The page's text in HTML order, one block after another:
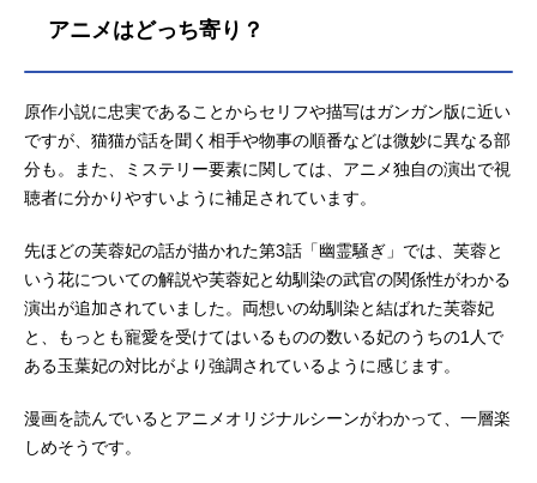
アニメはどっち寄り？
原作小説に忠実であることからセリフや描写はガンガン版に近い
ですが、猫猫が話を聞く相手や物事の順番などは微妙に異なる部
分も。また、ミステリー要素に関しては、アニメ独自の演出で視
聴者に分かりやすいように補足されています。
先ほどの芙蓉妃の話が描かれた第3話「幽霊騒ぎ」では、芙蓉と
いう花についての解説や芙蓉妃と幼馴染の武官の関係性がわかる
演出が追加されていました。両想いの幼馴染と結ばれた芙蓉妃
と、もっとも寵愛を受けてはいるものの数いる妃のうちの1人で
ある玉葉妃の対比がより強調されているように感じます。
漫画を読んでいるとアニメオリジナルシーンがわかって、一層楽
しめそうです。